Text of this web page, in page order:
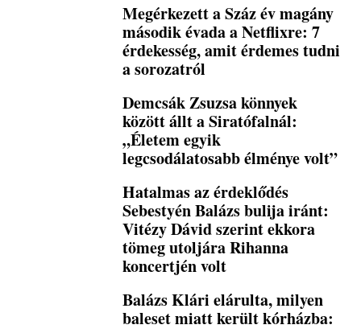
Megérkezett a Száz év magány
második évada a Netflixre: 7
érdekesség, amit érdemes tudni
a sorozatról
Demcsák Zsuzsa könnyek
között állt a Siratófalnál:
„Életem egyik
legcsodálatosabb élménye volt”
Hatalmas az érdeklődés
Sebestyén Balázs bulija iránt:
Vitézy Dávid szerint ekkora
tömeg utoljára Rihanna
koncertjén volt
Balázs Klári elárulta, milyen
baleset miatt került kórházba: